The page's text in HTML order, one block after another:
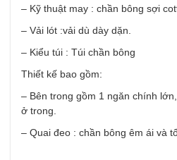
– Kỹ thuật may : chần bông sợi
– Vải lót :vải dù dày dặn.
– Kiểu túi : Túi chần bông
Thiết kế bao gồm:
– Bên trong gồm 1 ngăn chính
ở trong.
– Quai đeo : chần bông êm ái và